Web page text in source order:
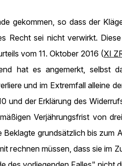
gekommen, so dass der
Recht sei nicht verwirkt.
vom 11. Oktober 2016 (XI
hat es angemerkt, selbst
und im Extremfall alleine
und der Erklärung des
Verjährungsfrist von
grundsätzlich bis
rechnen müssen, dass sie im